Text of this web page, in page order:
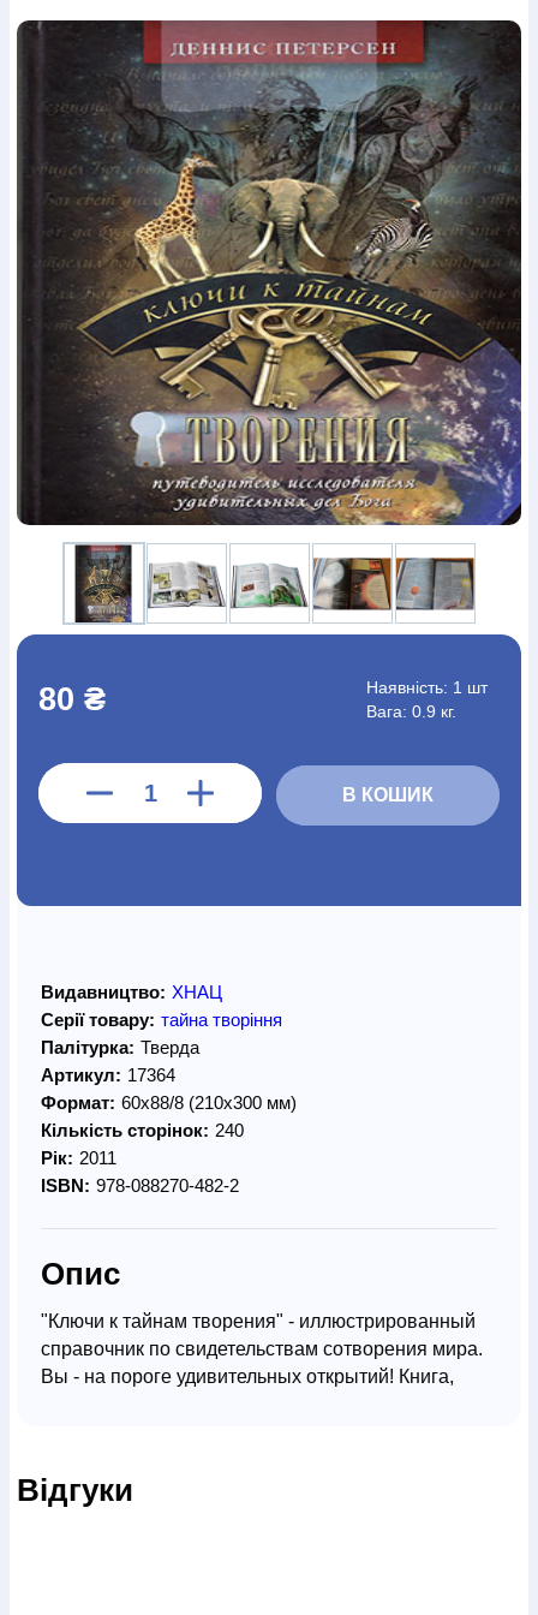
Супутні товари
АудіоРучки кульковіВідеоГалантерея
Закладки для книг
ФутболкиБрелоки СумкиБіжутерія
БлокнотиЩоденники / щотижневикиВироби з дерева
Вироби з кераміки і глиниВироби з сріблаКартини
Навчальні мапиШкіряні виробиМагнітиМеталеві
вироби Міні-лампиНаклейкиНастільні ігриПакети
подарунковіПлакатиПластмасові виробиХустки
Подарункові карткиРозвиваючі ігри РепринтиСвічки
ФотокартиниЧохли на БибліїГоловні убори
КалендаріКанцелярскі товариКомп`ютерні ігри
ЛистівкиСувенирна продукціяГодинникиПазли
Книга в комплекті
За додатковою інформацією дзвоніть за номером:+38
(097) 880-6379
Ми у Facebook
80 ₴ Наявність: 1 шт
Вага: 0.9 кг.
В КОШИК
Видавництво: ХНАЦ
Серії товару: тайна творіння
Палітурка: Тверда
Артикул: 17364
Формат: 60х88/8 (210х300 мм)
Кількість сторінок: 240
Рік: 2011
ISBN: 978-088270-482-2
Опис
"Ключи к тайнам творения" - иллюстрированный
справочник по свидетельствам сотворения мира.
Вы - на пороге удивительных открытий! Книга,
замысла. Она содержит ключи, которые откроют
Відгуки